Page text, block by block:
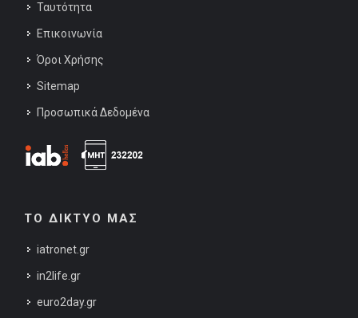
Ταυτότητα
Επικοινωνία
Όροι Χρήσης
Sitemap
Προσωπικά Δεδομένα
ΤΟ ΔΙΚΤΥΟ ΜΑΣ
iatronet.gr
in2life.gr
euro2day.gr